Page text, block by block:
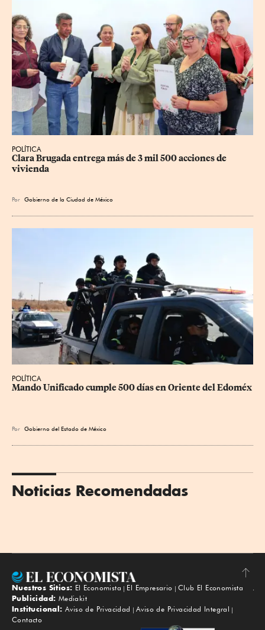
POLÍTICA
Clara Brugada entrega más de 3 mil 500 acciones de
vivienda
Por Gobierno de la Ciudad de México
POLÍTICA
Mando Unificado cumple 500 días en Oriente del Edoméx
Por Gobierno del Estado de México
Noticias Recomendadas
Subir
Nuestros Sitios: El Economista El Empresario
Club El Economista
Publicidad: Mediakit
Institucional: Aviso de Privacidad
Aviso de Privacidad Integral
Contacto